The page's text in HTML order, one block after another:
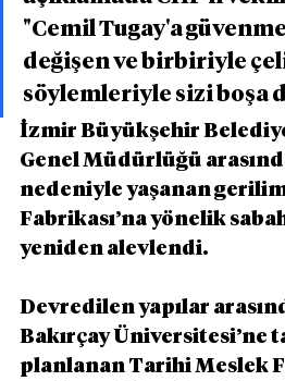
"Cemil Tugay'a
değişen ve birbiriyle
söylemleriyle sizi boşa
İzmir Büyükşehir
Genel Müdürlüğü
nedeniyle yaşanan
Fabrikası’na yönelik
yeniden alevlendi.
Devredilen yapılar
Bakırçay Üniversitesi’ne
planlanan Tarihi Meslek